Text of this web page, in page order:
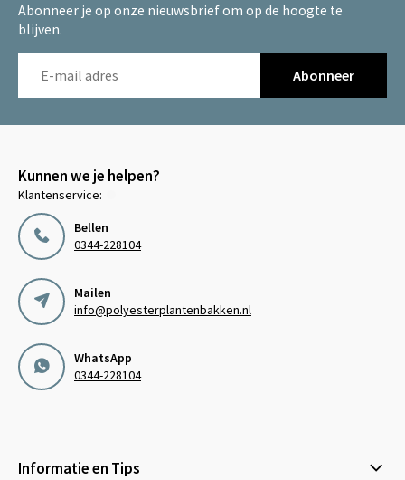
Abonneer je op onze nieuwsbrief om op de hoogte te
blijven.
Abonneer
Kunnen we je helpen?
Klantenservice:
Bellen
0344-228104
Mailen
info@polyesterplantenbakken.nl
WhatsApp
0344-228104
Informatie en Tips